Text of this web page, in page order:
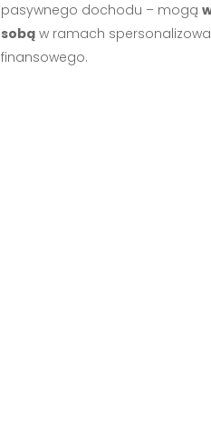
pasywnego dochodu – mogą
sobąw ramach
finansowego.